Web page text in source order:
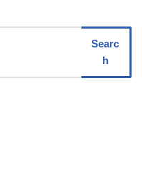
Searc
h